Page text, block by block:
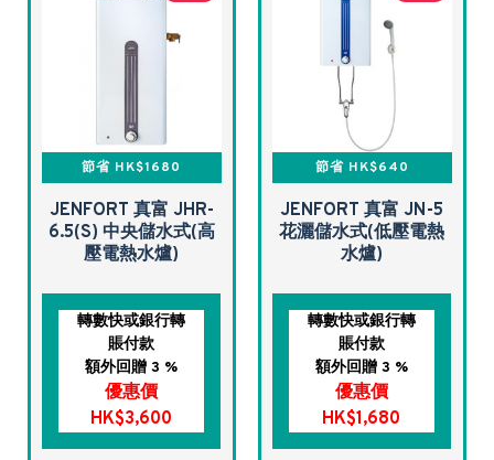
節省 HK$1680
JENFORT 真富 JHR-
6.5(S) 中央儲水式(高
壓電熱水爐)
轉數快或銀行轉
賬付款
額外回贈 3 %
優惠價
HK$3,600
節省 HK$640
JENFORT 真富 JN-5
花灑儲水式(低壓電熱
水爐)
轉數快或銀行轉
賬付款
額外回贈 3 %
優惠價
HK$1,680